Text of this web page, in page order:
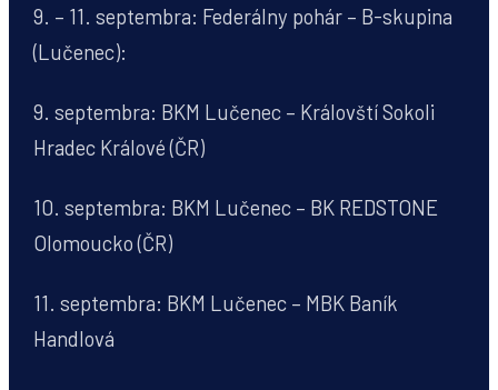
9. – 11. septembra: Federálny pohár – B-skupina
(Lučenec):
9. septembra: BKM Lučenec – Královští Sokoli
Hradec Králové (ČR)
10. septembra: BKM Lučenec – BK REDSTONE
Olomoucko (ČR)
11. septembra: BKM Lučenec – MBK Baník
Handlová